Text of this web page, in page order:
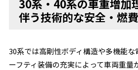
30系・40系の車重増加
伴う技術的な安全・燃
30系では高剛性ボディ構造や多機能
ーフティ装備の充実によって車両重量